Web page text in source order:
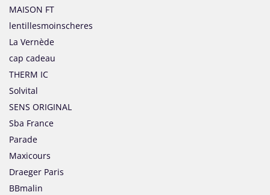
MAISON FT
lentillesmoinscheres
La Vernède
cap cadeau
THERM IC
Solvital
SENS ORIGINAL
Sba France
Parade
Maxicours
Draeger Paris
BBmalin